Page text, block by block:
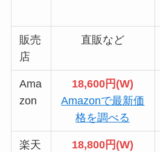
販売
店
直販など
Ama
zon
18,600円(W)
Amazonで最新価
格を調べる
楽天
18,800円(W)